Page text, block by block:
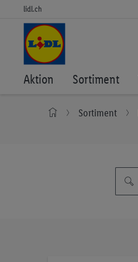
lidl.ch
Aktion Sortiment
Sortiment